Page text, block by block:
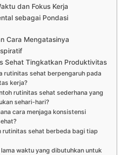
dan Fokus Kerja
sebagai Pondasi
Cara Mengatasinya
Sehat Tingkatkan Produktivitas
rutinitas sehat berpengaruh pada
kerja?
rutinitas sehat sederhana yang
sehari-hari?
cara menjaga konsistensi
rutinitas sehat berbeda bagi tiap
lama waktu yang dibutuhkan untuk